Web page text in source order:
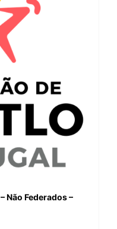
Não Federados –